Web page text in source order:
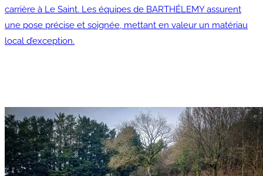
carrière à Le Saint. Les équipes de BARTHÉLEMY assurent
une pose précise et soignée, mettant en valeur un matériau
local d’exception.